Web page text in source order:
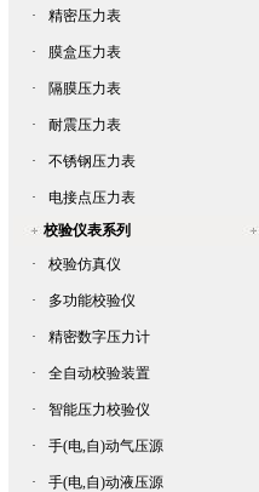
· 精密压力表
· 膜盒压力表
· 隔膜压力表
· 耐震压力表
· 不锈钢压力表
·
电接点压力表
校验仪表系列
·
校验仿真仪
· 多功能校验仪
· 精密数字压力计
· 全自动校验装置
· 智能压力校验仪
· 手(电,自)动气压源
·
手(电,自)动液压源